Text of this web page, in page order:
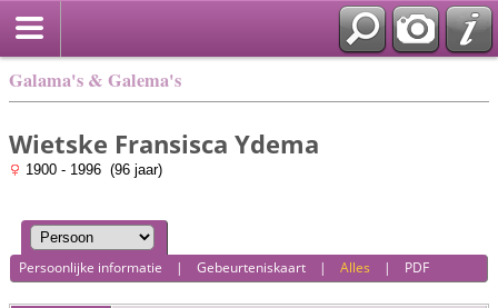
Galama's & Galema's
Wietske Fransisca Ydema
1900 - 1996 (96 jaar)
Persoonlijke informatie |Gebeurteniskaart |Alles | PDF